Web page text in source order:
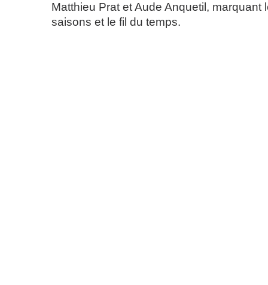
Matthieu Prat et Aude Anquetil, marquant
saisons et le fil du temps.